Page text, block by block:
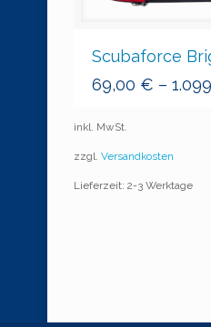
Scubaforce
69,00 € –
inkl. MwSt.
zzgl. Versandkosten
Lieferzeit: 2-3 Werktage